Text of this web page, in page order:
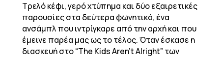
Τρελό κέφι, γερό χτύπημα και δύο εξαιρετικές
παρουσίες στα δεύτερα φωνητικά, ένα
ανσάμπλ που ιντρίγκαρε από την αρχή και που
έμεινε παρέα μας ως το τέλος. Όταν έσκασε η
διασκευή στο “The Kids Aren’t Alright” των